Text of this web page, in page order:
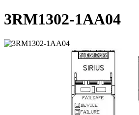
3RM1302-1AA04